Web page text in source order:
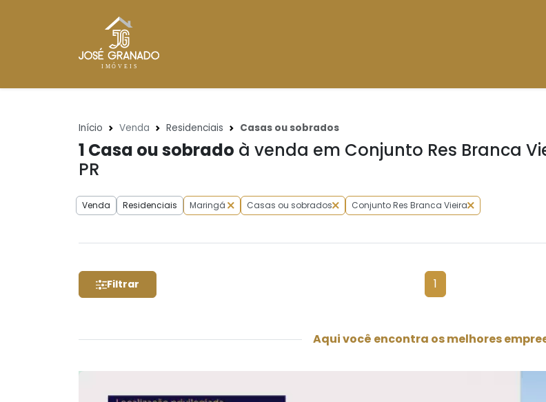
Início Venda Residenciais Casas ou sobrados
1 Casa ou sobrado à venda em Conjunto Res Branca
PR
Venda Residenciais Maringá Casas ou sobrados Conjunto Res Branca Vieira
Filtrar 1
Aqui você encontra os melhores